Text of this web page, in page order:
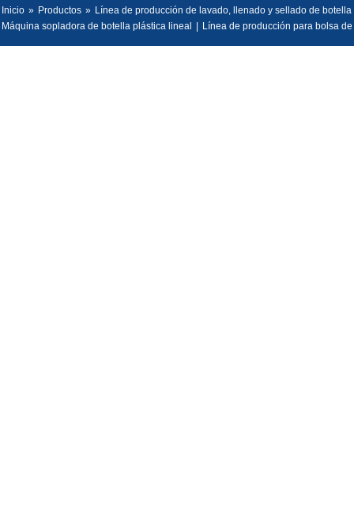
Inicio » Productos » Línea de producción de lavado, llenado y sellado de
Máquina sopladora de botella plástica lineal
Línea de producción para bolsa